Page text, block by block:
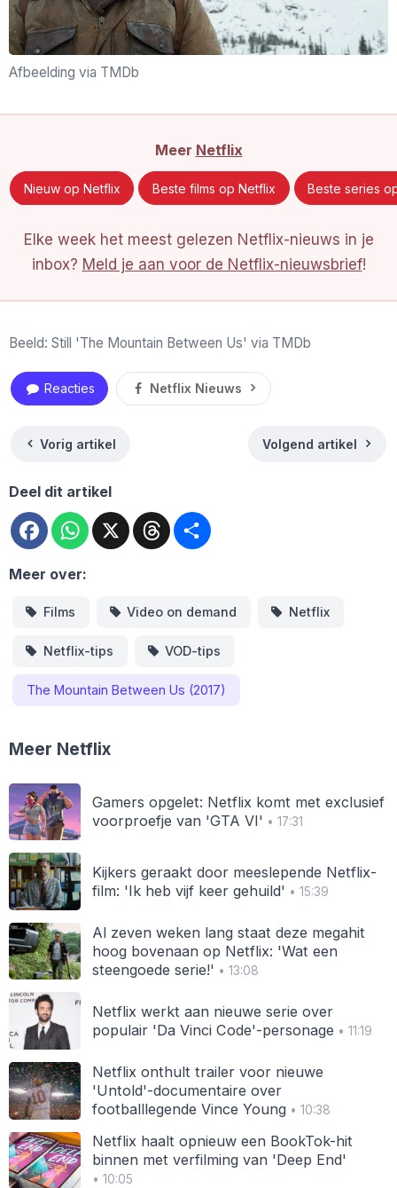
Afbeelding via TMDb
Meer Netflix
Nieuw op Netflix Beste films op Netflix Beste series
Elke week het meest gelezen Netflix-nieuws in je
inbox? Meld je aan voor de Netflix-nieuwsbrief!
Beeld: Still 'The Mountain Between Us' via TMDb
Reacties Netflix Nieuws
Vorig artikel Volgend artikel
Deel dit artikel
FacebookWhatsApp
X Threads
Meer over:
Films Video on demand Netflix
Netflix-tips VOD-tips
The Mountain Between Us (2017)
Meer Netflix
Gamers opgelet: Netflix komt met exclusief
voorproefje van 'GTA VI' • 17:31
Kijkers geraakt door meeslepende Netflix-
film: 'Ik heb vijf keer gehuild' • 15:39
Al zeven weken lang staat deze megahit
hoog bovenaan op Netflix: 'Wat een
steengoede serie!' • 13:08
Netflix werkt aan nieuwe serie over
populair 'Da Vinci Code'-personage • 11:19
Netflix onthult trailer voor nieuwe
'Untold'-documentaire over
footballlegende Vince Young• 10:38
Netflix haalt opnieuw een BookTok-hit
binnen met verfilming van 'Deep End'
• 10:05